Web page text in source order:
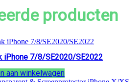
producten
iPhone 7/8/SE2020/SE2022
aan winkelwagen